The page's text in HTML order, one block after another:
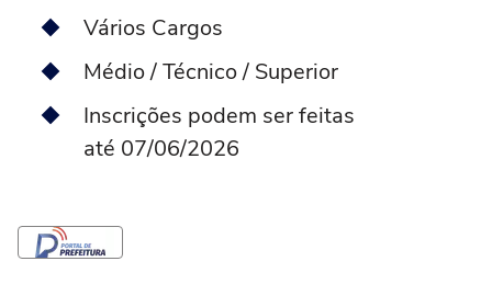
Vários Cargos
Médio / Técnico / Superior
Inscrições podem ser feitas
até 07/06/2026